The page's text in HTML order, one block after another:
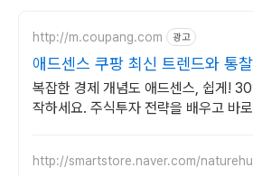
http://m.coupang.com 광고
애드센스 쿠팡 최신 트렌드와 통찰
복잡한 경제 개념도 애드센스, 쉽게!
작하세요. 주식투자 전략을 배우고 바
http://smartstore.naver.com/